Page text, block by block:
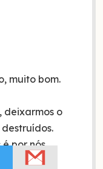
muito bom.
deixarmos o
por nós.